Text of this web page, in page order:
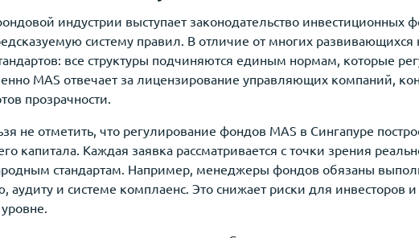
индустрии выступает законодательство инвестиционных
систему правил. В отличие от многих
все структуры подчиняются единым нормам, которые
MAS отвечает за лицензирование управляющих компаний,
прозрачности.
не отметить, что регулирование фондов MAS в Сингапуре
капитала. Каждая заявка рассматривается с точки зрения
стандартам. Например, менеджеры фондов обязаны
аудиту и системе комплаенс. Это снижает риски для инвесторов